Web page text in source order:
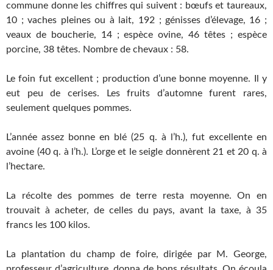
commune donne les chiffres qui suivent : bœufs et taureaux,
10 ; vaches pleines ou à lait, 192 ; génisses d’élevage, 16 ;
veaux de boucherie, 14 ; espèce ovine, 46 têtes ; espèce
porcine, 38 têtes. Nombre de chevaux : 58.
Le foin fut excellent ; production d’une bonne moyenne. Il y
eut peu de cerises. Les fruits d’automne furent rares,
seulement quelques pommes.
L’année assez bonne en blé (25 q. à l’h.), fut excellente en
avoine (40 q. à l’h.). L’orge et le seigle donnèrent 21 et 20 q. à
l’hectare.
La récolte des pommes de terre resta moyenne. On en
trouvait à acheter, de celles du pays, avant la taxe, à 35
francs les 100 kilos.
La plantation du champ de foire, dirigée par M. George,